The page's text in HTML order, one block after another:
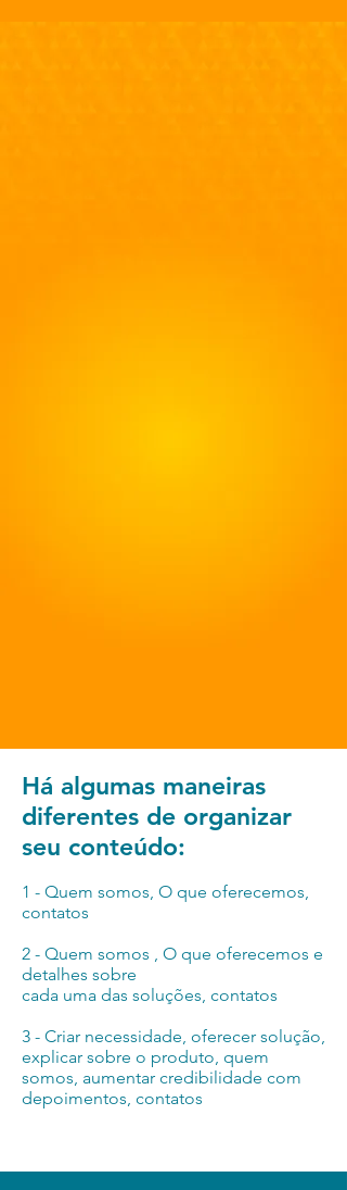
Há algumas maneiras
diferentes de organizar
seu conteúdo:
1 - Quem somos, O que oferecemos,
contatos
2 - Quem somos , O que oferecemos e
detalhes sobre
cada uma das soluções, contatos
3 - Criar necessidade, oferecer solução,
explicar sobre o produto, quem
somos, aumentar credibilidade com
depoimentos, contatos